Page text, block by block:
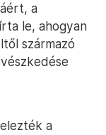
a
le, ahogyan
származó
a